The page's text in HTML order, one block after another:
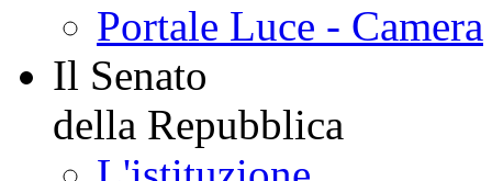
Portale Luce - Camera
Il Senato
della Repubblica